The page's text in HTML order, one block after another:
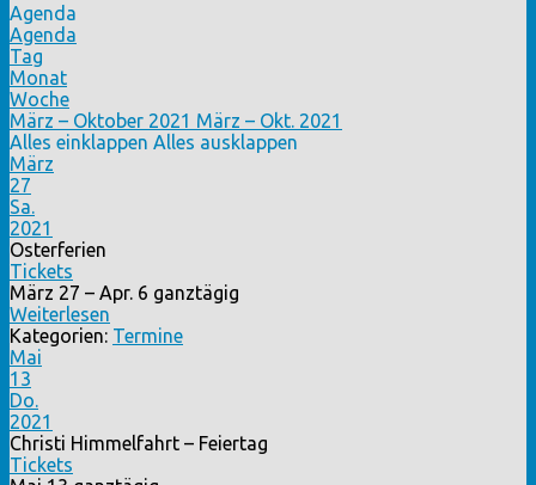
Agenda
Agenda
Tag
Monat
Woche
März – Oktober 2021 März – Okt. 2021
Alles einklappen Alles ausklappen
März
27
Sa.
2021
Osterferien
Tickets
März 27 – Apr. 6 ganztägig
Weiterlesen
Kategorien: Termine
Mai
13
Do.
2021
Christi Himmelfahrt – Feiertag
Tickets